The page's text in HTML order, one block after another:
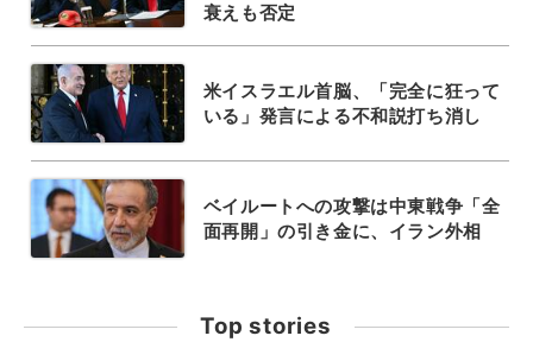
衰えも否定
米イスラエル首脳、「完全に狂って
いる」発言による不和説打ち消し
ベイルートへの攻撃は中東戦争「全
面再開」の引き金に、イラン外相
Top stories